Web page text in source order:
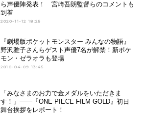
ら声優陣発表！ 宮崎吾朗監督らのコメントも
到着
2020-11-12 18:25
『劇場版ポケットモンスター みんなの物語』
野沢雅子さんらゲスト声優7名が解禁！新ポケ
モン・ゼラオラも登場
2018-04-09 13:45
「みなさまのお力で金メダルをいただきま
す！」――『ONE PIECE FILM GOLD』初日
舞台挨拶をレポート！